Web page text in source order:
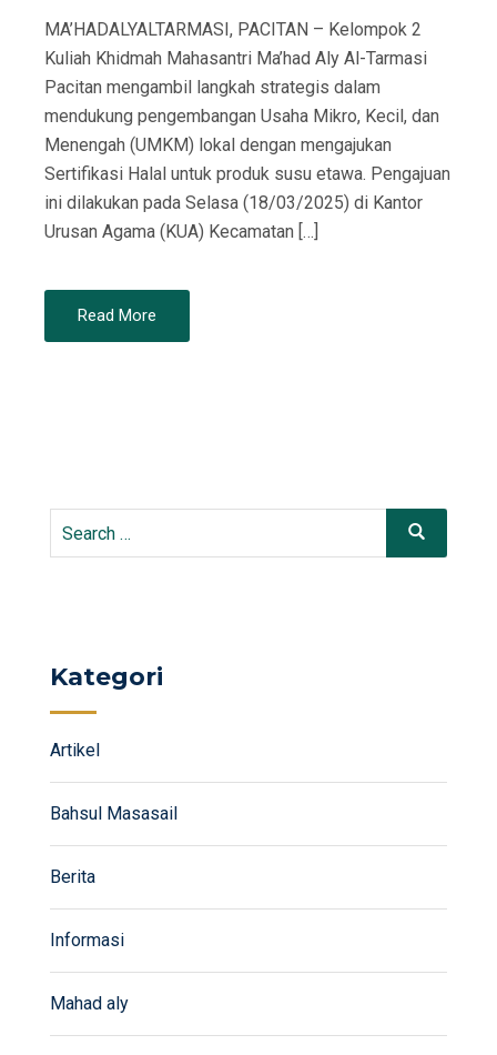
MA’HADALYALTARMASI, PACITAN – Kelompok 2
Kuliah Khidmah Mahasantri Ma’had Aly Al-Tarmasi
Pacitan mengambil langkah strategis dalam
mendukung pengembangan Usaha Mikro, Kecil, dan
Menengah (UMKM) lokal dengan mengajukan
Sertifikasi Halal untuk produk susu etawa. Pengajuan
ini dilakukan pada Selasa (18/03/2025) di Kantor
Urusan Agama (KUA) Kecamatan […]
Read More
Search
Search
Kategori
Artikel
Bahsul Masasail
Berita
Informasi
Mahad aly